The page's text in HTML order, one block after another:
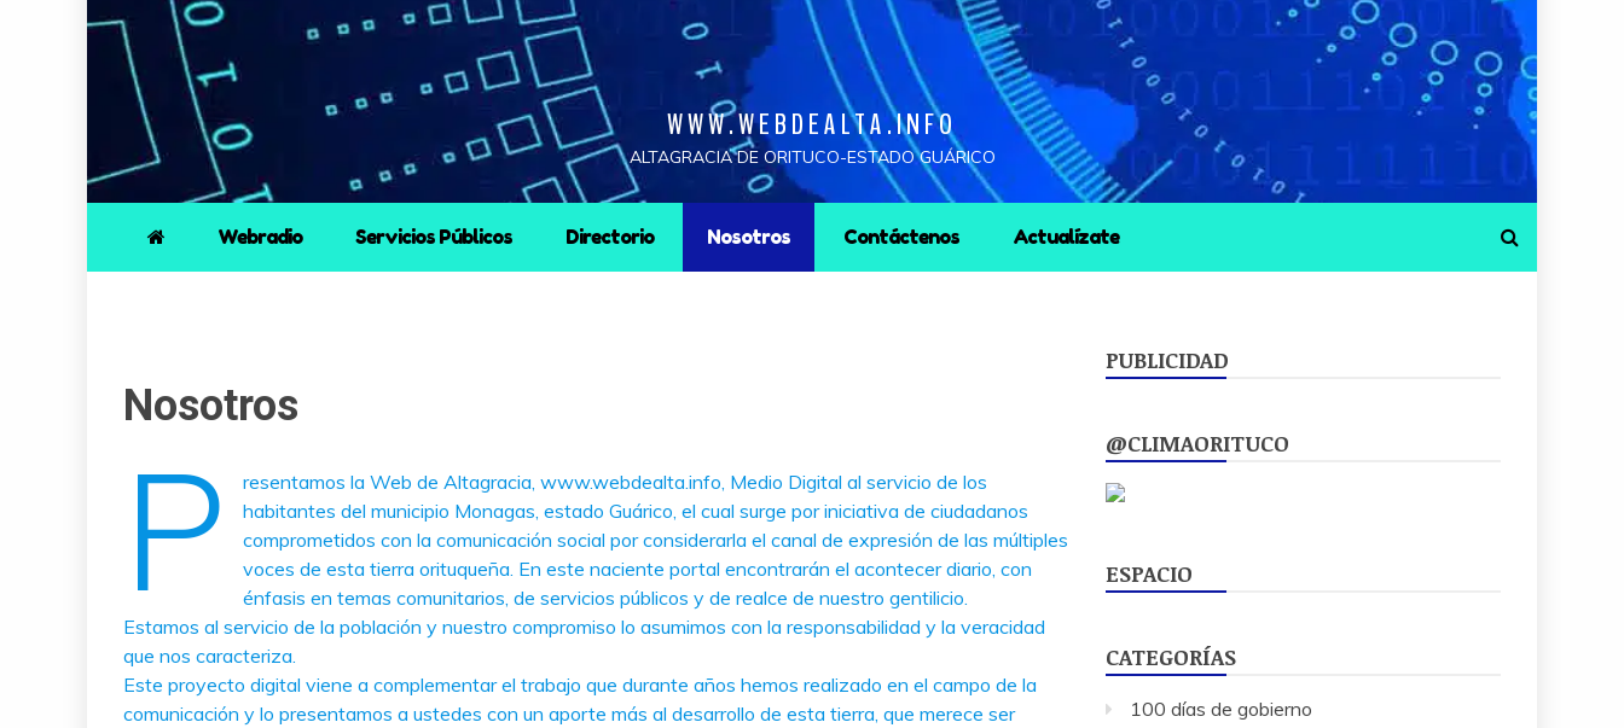
WWW.WEBDEALTA.INFO
ALTAGRACIA DE ORITUCO-ESTADO GUÁRICO
Webradio Servicios Públicos Directorio Nosotros Contáctenos Actualízate
Nosotros
p
resentamos la Web de Altagracia, www.webdealta.info, Medio Digital al servicio de los
habitantes del municipio Monagas, estado Guárico, el cual surge por iniciativa de ciudadanos
comprometidos con la comunicación social por considerarla el canal de expresión de las múltiples
voces de esta tierra orituqueña. En este naciente portal encontrarán el acontecer diario, con
énfasis en temas comunitarios, de servicios públicos y de realce de nuestro gentilicio.
Estamos al servicio de la población y nuestro compromiso lo asumimos con la responsabilidad y la veracidad
que nos caracteriza.
Este proyecto digital viene a complementar el trabajo que durante años hemos realizado en el campo de la
comunicación y lo presentamos a ustedes con un aporte más al desarrollo de esta tierra, que merece ser
PUBLICIDAD
@CLIMAORITUCO
ESPACIO
CATEGORÍAS
100 días de gobierno